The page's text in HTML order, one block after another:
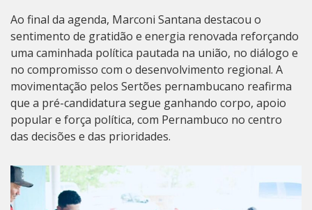
Ao final da agenda, Marconi Santana destacou o
sentimento de gratidão e energia renovada reforçando
uma caminhada política pautada na união, no diálogo e
no compromisso com o desenvolvimento regional. A
movimentação pelos Sertões pernambucano reafirma
que a pré-candidatura segue ganhando corpo, apoio
popular e força política, com Pernambuco no centro
das decisões e das prioridades.